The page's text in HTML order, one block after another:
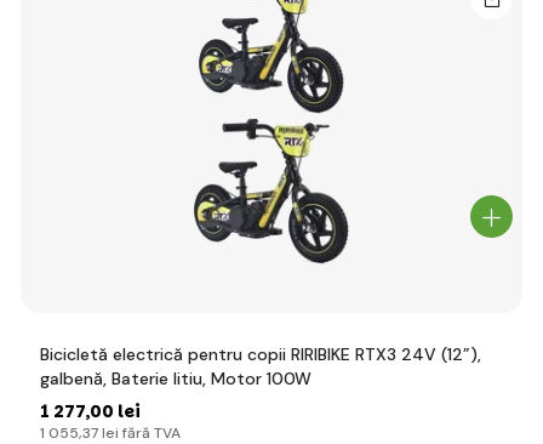
Bicicletă electrică pentru copii RIRIBIKE RTX3 24V (12”),
galbenă, Baterie litiu, Motor 100W
1 277,00 lei
1 055,37 lei fără TVA